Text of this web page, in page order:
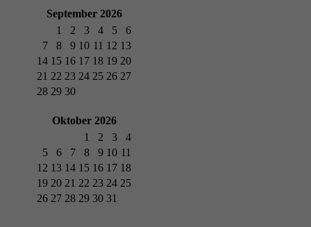
September 2026
1
2 3 4 5
6
7
8 9 10 11 12 13
14 15 16 17 18 19 20
21 22 23 24 25 26 27
28 29 30
Oktober 2026
1
2 3
4
5
6 7 8 9 10 11
12 13 14 15 16 17 18
19 20 21 22 23 24 25
26 27 28 29 30 31